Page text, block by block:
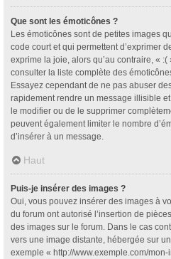
Que sont les émoticônes ?
Les émoticônes sont de petites images
code court et qui permettent d’exprimer
exprime la joie, alors qu’au contraire, «
consulter la liste complète des
Essayez cependant de ne pas abuser
rapidement rendre un message illisible
le modifier ou de le supprimer
peuvent également limiter le nombre
d’insérer à un message.
Haut
Puis-je insérer des images ?
Oui, vous pouvez insérer des images à
du forum ont autorisé l’insertion de
des images sur le forum. Dans le cas
vers une image distante, hébergée sur
exemple « http://www.exemple.com/